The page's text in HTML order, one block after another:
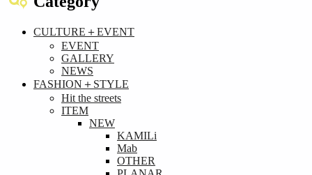
CULTURE＋EVENT
EVENT
GALLERY
NEWS
FASHION＋STYLE
Hit the streets
ITEM
NEW
KAMILi
Mab
OTHER